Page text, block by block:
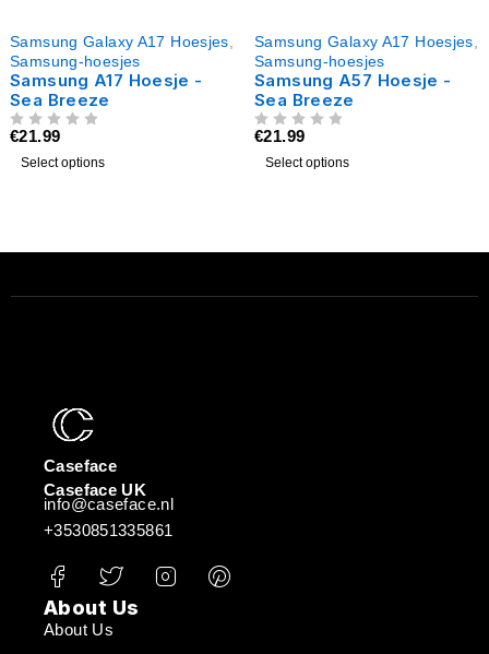
Samsung Galaxy A17 Hoesjes
Samsung-hoesjes
Samsung A17 Hoesje -
Sea Breeze
€21.99
Select options
Samsung Galaxy A17 Hoesjes
Samsung-hoesjes
Samsung A57 Hoesje -
Sea Breeze
€21.99
Select options
Caseface
Caseface UK
info@caseface.nl
+3530851335861
About Us
About Us